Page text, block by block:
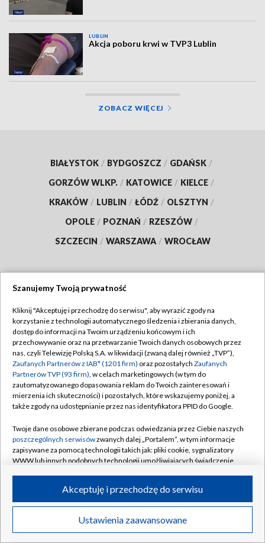
LUBLIN
Akcja poboru krwi w TVP3 Lublin
ZOBACZ WIĘCEJ
BIAŁYSTOK / BYDGOSZCZ / GDAŃSK /
GORZÓW WLKP. / KATOWICE / KIELCE /
KRAKÓW / LUBLIN / ŁÓDŹ / OLSZTYN /
OPOLE / POZNAŃ / RZESZÓW /
SZCZECIN / WARSZAWA / WROCŁAW
TVP
Abonament TVP
Emisja w TVP
Centrum informacji TVP
Naziemna Telewizja Cyfrowa
Rada Programowa
System NOS
Informacje o nadawcy
Program dla prasy
Ogłoszenie przetargowe
Regulamin TVP
Polityka prywatności
Moje zgody
Pomoc
Kontakt
Kanały
©2026 Telewizja Polska S.A. w likwidacji
Szanujemy Twoją prywatność
Kliknij "Akceptuję i przechodzę do serwisu", aby wyrazić zgody na
korzystanie z technologii automatycznego śledzenia i zbierania danych,
dostęp do informacji na Twoim urządzeniu końcowym i ich
przechowywanie oraz na przetwarzanie Twoich danych osobowych przez
nas, czyli Telewizję Polską S.A. w likwidacji (zwaną dalej również „TVP”),
Zaufanych Partnerów z IAB* (1201 firm) oraz pozostałych Zaufanych
Partnerów TVP (93 firm), w celach marketingowych (w tym do
zautomatyzowanego dopasowania reklam do Twoich zainteresowań i
mierzenia ich skuteczności) i pozostałych, które wskazujemy poniżej, a
także zgody na udostępnianie przez nas identyfikatora PPID do Google.
Twoje dane osobowe zbierane podczas odwiedzania przez Ciebie naszych
poszczególnych serwisówzwanych dalej „Portalem”, w tym informacje
zapisywane za pomocą technologii takich jak: pliki cookie, sygnalizatory
WWW lub innych podobnych technologii umożliwiających świadczenie
ruchu w Internecie.
Twoje dane osobowe zbierane podczas odwiedzania przez Ciebie
poszczególnych serwisówna Portalu, takie jak adresy IP, identyfikatory
Ustawienia zaawansowane
Akceptuję i przechodzę do serwisu